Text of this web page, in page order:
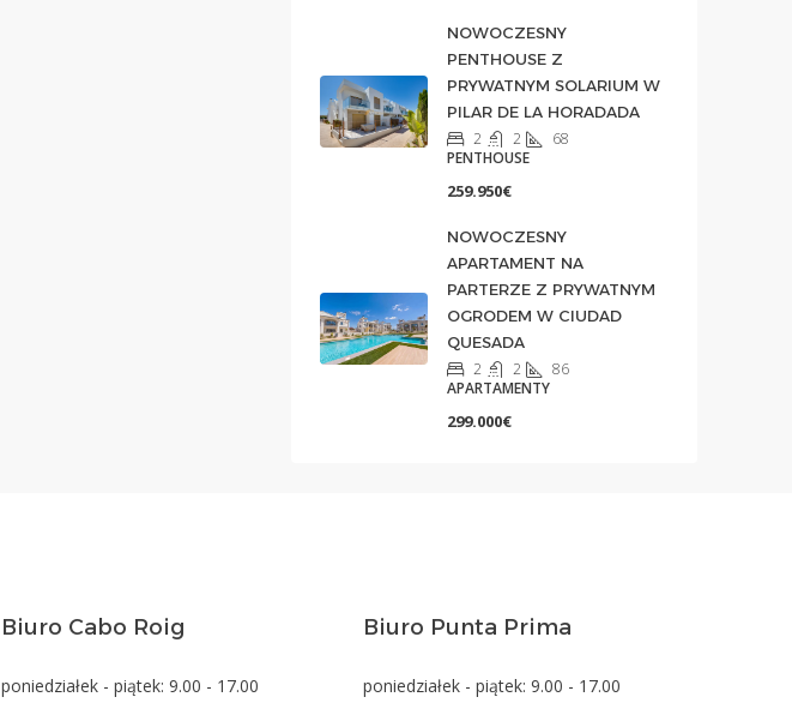
NOWOCZESNY
PENTHOUSE Z
PRYWATNYM SOLARIUM W
PILAR DE LA HORADADA
2 2
68
PENTHOUSE
259.950€
NOWOCZESNY
APARTAMENT NA
PARTERZE Z PRYWATNYM
OGRODEM W CIUDAD
QUESADA
2 2
86
APARTAMENTY
299.000€
Biuro Cabo Roig
poniedziałek - piątek: 9.00 - 17.00
Biuro Punta Prima
poniedziałek - piątek: 9.00 - 17.00